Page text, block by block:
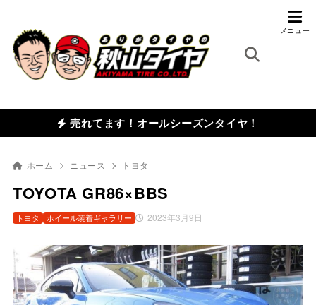
売れてます！オールシーズンタイヤ！
ホーム ニュース トヨタ
TOYOTA GR86×BBS
2023年3月9日
トヨタ ホイール装着ギャラリー